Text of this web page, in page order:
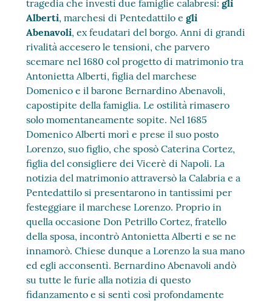
tragedia che investì due famiglie calabresi:gli
Alberti, marchesi di Pentedattilo egli
Abenavoli, ex feudatari del borgo. Anni di grandi
rivalità accesero le tensioni, che parvero
scemare nel 1680 col progetto di matrimonio tra
Antonietta Alberti, figlia del marchese
Domenico e il barone Bernardino Abenavoli,
capostipite della famiglia. Le ostilità rimasero
solo momentaneamente sopite. Nel 1685
Domenico Alberti morì e prese il suo posto
Lorenzo, suo figlio, che sposò Caterina Cortez,
figlia del consigliere dei Vicerè di Napoli. La
notizia del matrimonio attraversò la Calabria e a
Pentedattilo si presentarono in tantissimi per
festeggiare il marchese Lorenzo. Proprio in
quella occasione Don Petrillo Cortez, fratello
della sposa, incontrò Antonietta Alberti e se ne
innamorò. Chiese dunque a Lorenzo la sua mano
ed egli acconsentì. Bernardino Abenavoli andò
su tutte le furie alla notizia di questo
fidanzamento e si sentì così profondamente